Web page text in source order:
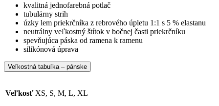
kvalitná jednofarebná potlač
tubulárny strih
úzky lem priekrčníka z rebrového úpletu 1:1 s 5 % elastanu
neutrálny veľkostný štítok v bočnej časti priekrčníku
spevňujúca páska od ramena k ramenu
silikónová úprava
Veľkostná tabuľka – pánske
Veľkosť XS, S, M, L, XL